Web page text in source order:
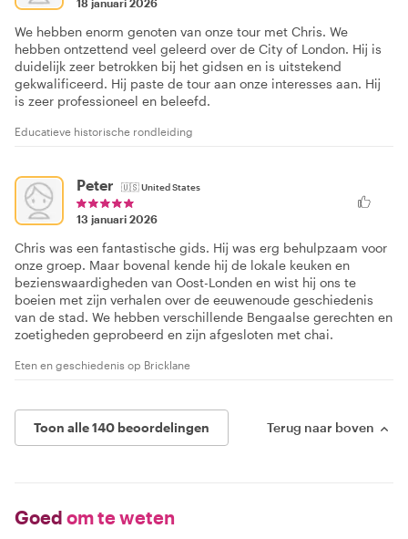
18 januari 2026
We hebben enorm genoten van onze tour met Chris. We
hebben ontzettend veel geleerd over de City of London. Hij is
duidelijk zeer betrokken bij het gidsen en is uitstekend
gekwalificeerd. Hij paste de tour aan onze interesses aan. Hij
is zeer professioneel en beleefd.
Educatieve historische rondleiding
Peter 🇺🇸United States
13 januari 2026
Chris was een fantastische gids. Hij was erg behulpzaam voor
onze groep. Maar bovenal kende hij de lokale keuken en
bezienswaardigheden van Oost-Londen en wist hij ons te
boeien met zijn verhalen over de eeuwenoude geschiedenis
van de stad. We hebben verschillende Bengaalse gerechten en
zoetigheden geprobeerd en zijn afgesloten met chai.
Eten en geschiedenis op Bricklane
Toon alle 140 beoordelingen Terug naar boven
Goed om te weten